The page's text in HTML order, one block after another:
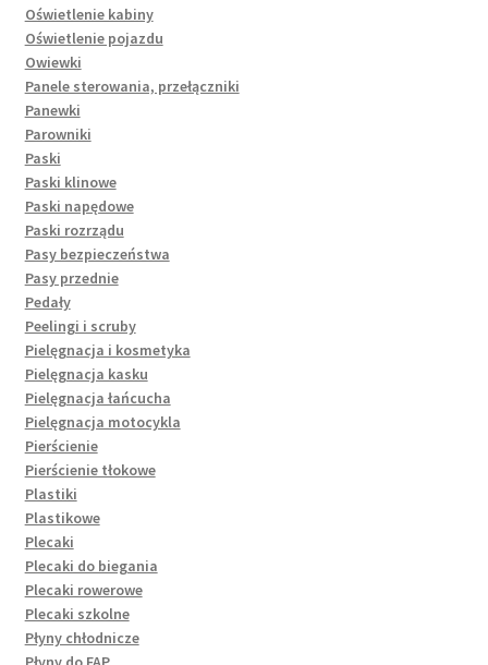
Oświetlenie kabiny
Oświetlenie pojazdu
Owiewki
Panele sterowania, przełączniki
Panewki
Parowniki
Paski
Paski klinowe
Paski napędowe
Paski rozrządu
Pasy bezpieczeństwa
Pasy przednie
Pedały
Peelingi i scruby
Pielęgnacja i kosmetyka
Pielęgnacja kasku
Pielęgnacja łańcucha
Pielęgnacja motocykla
Pierścienie
Pierścienie tłokowe
Plastiki
Plastikowe
Plecaki
Plecaki do biegania
Plecaki rowerowe
Plecaki szkolne
Płyny chłodnicze